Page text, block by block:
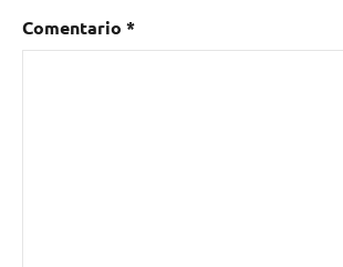
Comentario *